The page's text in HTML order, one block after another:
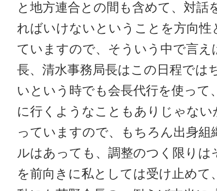
と地方連合との間も含めて、対話
ればいけないということを方向性
ていますので、そういう中で言え
長、清水事務局長はこの日程では
いという時でも会長代行を使って
に行くようなこともありじゃな
っていますので、もちろん出身組
ルはあっても、調整のつく限り
を前向きに私としては受け止めて